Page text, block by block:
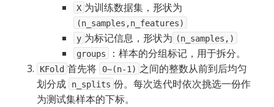
X 为训练数据集，形状为
(n_samples,n_features)
y 为标记信息，形状为 (n_samples,)
groups
：样本的分组标记，用于拆分。
KFold 首先将 0~(n-1) 之间的整数从前到后均匀
划分成
n_splits 份。每次迭代时依次挑选一份作
为测试集样本的下标。